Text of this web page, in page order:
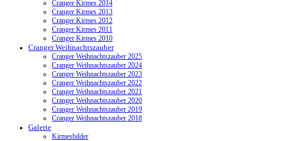
Cranger Kirmes 2014
Cranger Kirmes 2013
Cranger Kirmes 2012
Cranger Kirmes 2011
Cranger Kirmes 2010
Cranger Weihnachtszauber
Cranger Weihnachtszauber 2025
Cranger Weihnachtszauber 2024
Cranger Weihnachtszauber 2023
Cranger Weihnachtszauber 2022
Cranger Weihnachtszauber 2021
Cranger Weihnachtszauber 2020
Cranger Weihnachtszauber 2019
Cranger Weihnachtszauber 2018
Galerie
Kirmesbilder